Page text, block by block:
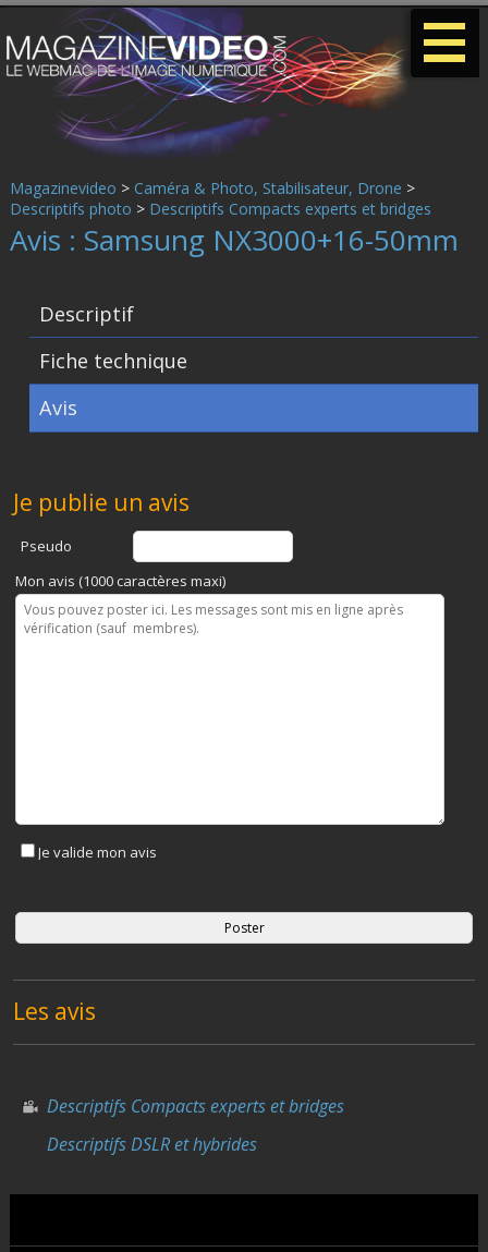
Magazinevideo > Caméra & Photo, Stabilisateur, Drone >
Descriptifs photo > Descriptifs Compacts experts et bridges
Avis : Samsung NX3000+16-50mm
Descriptif
Fiche technique
Avis
Je publie un avis
Pseudo
Mon avis (1000 caractères maxi)
Je valide mon avis
Les avis
Descriptifs Compacts experts et bridges
Descriptifs DSLR et hybrides
-
-
-